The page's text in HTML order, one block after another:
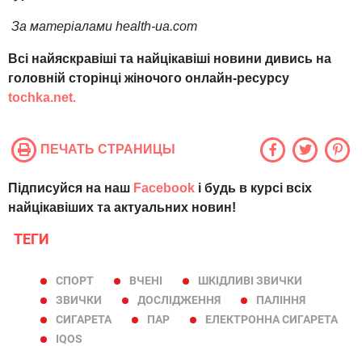
За матеріалами health-ua.com
Всі найяскравіші та найцікавіші новини дивись на
головній сторінці жіночого онлайн-ресурсу
tochka.net.
ПЕЧАТЬ СТРАНИЦЫ
Підписуйся на наш Facebook і будь в курсі всіх
найцікавіших та актуальних новин!
ТЕГИ
СПОРТ ВЧЕНІ
ШКІДЛИВІ ЗВИЧКИ
ЗВИЧКИ
ДОСЛІДЖЕННЯ
ПАЛІННЯ
СИГАРЕТА
ПАР
ЕЛЕКТРОННА СИГАРЕТА
IQOS